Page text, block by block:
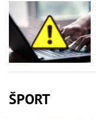
ŠPORT